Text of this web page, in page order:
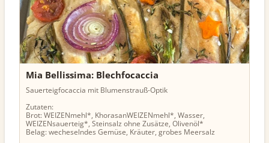
Mia Bellissima: Blechfocaccia
Sauerteigfocaccia mit Blumenstrauß-Optik
Zutaten:
Brot: WEIZENmehl*, KhorasanWEIZENmehl*, Wasser,
WEIZENsauerteig*, Steinsalz ohne Zusätze, Olivenöl*
Belag: wecheselndes Gemüse, Kräuter, grobes Meersalz